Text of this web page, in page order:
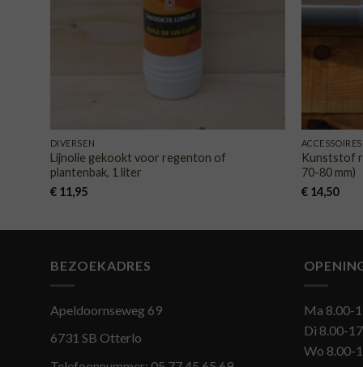
DIVERSEN
Lijnolie gekookt voor regenton of
plantenbak, 1 liter
€11,95
ACCESSOIRES
Kunststof
70-80 mm)
€14,50
BEZOEKADRES
Apeldoornseweg 69
6731 SB Otterlo
Ma 8.00-
Di 8.00-
Wo 8.00-